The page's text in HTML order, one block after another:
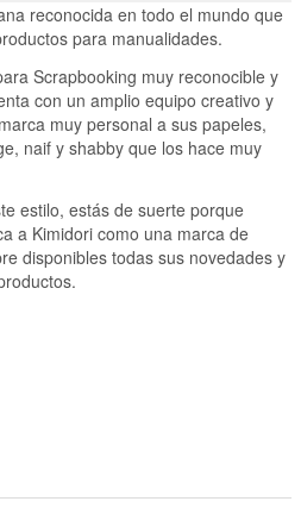
reconocida en todo el mundo que
para manualidades.
Scrapbooking muy reconocible y
con un amplio equipo creativo y
muy personal a sus papeles,
naif y shabby que los hace muy
estilo, estás de suerte porque
a Kimidori como una marca de
disponibles todas sus novedades y